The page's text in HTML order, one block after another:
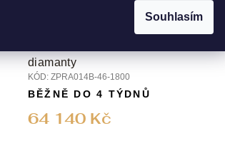
Souhlasím
diamanty
KÓD: ZPRA014B-46-1800
64 140 Kč
BĚŽNĚ DO 4 TÝDNŮ